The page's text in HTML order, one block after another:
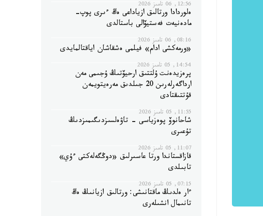
12:56, 06 تامىز 2026
ەلوردادا ورتالىق ازياداعى ەڭ ءىرى پوپ-
مادەنيەت فەستيۆالى باستالدى
08:16, 06 تامىز 2026
«ورمەكشى ادام» فيلمى ەشقاشان اياقتالمايدى
14:54, 05 تامىز 2026
پرەزيدەنت ۇلتتىق ارحيۆتىڭ ۇجىمى مەن
ارداگەرلەرىن 20 جىلدىق مەرەيتويمەن
قۇتتىقتادى
11:55, 05 تامىز 2026
شاحانوۆ پوەزياسى - تاۋەلسىزدىگىمىزدىڭ
تۇعىرى
11:07, 05 تامىز 2026
قازاقستاندا ورتا عاسىرلىق «دوڭگەلەكتى ءۇي»
تابىلدى
07:15, 05 تامىز 2026
ءار ەلدىڭ ماقتانىشى: ورتالىق ازيانىڭ ەڭ
تانىمال انشىلەرى